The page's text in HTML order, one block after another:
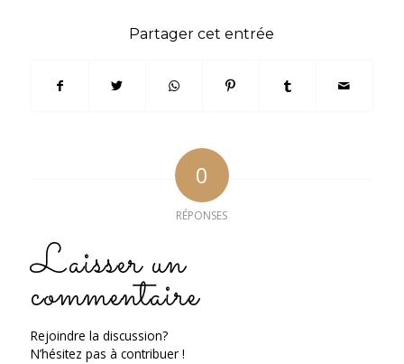
Partager cet entrée
0
RÉPONSES
Laisser un
commentaire
Rejoindre la discussion?
N’hésitez pas à contribuer !